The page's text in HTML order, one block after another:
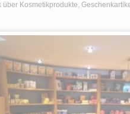
Kosmetikprodukte,